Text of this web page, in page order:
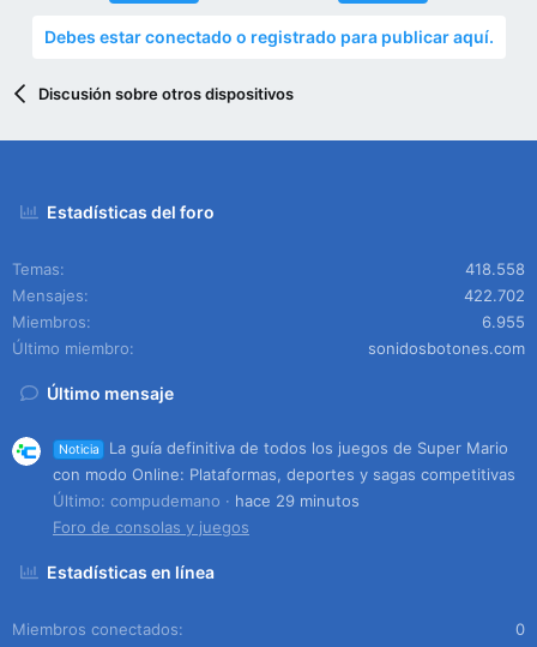
Debes estar conectado o registrado para publicar aquí.
Discusión sobre otros dispositivos
Estadísticas del foro
Temas
418.558
Mensajes
422.702
Miembros
6.955
Último miembro
sonidosbotones.com
Último mensaje
Noticia
La guía definitiva de todos los juegos de Super Mario
con modo Online: Plataformas, deportes y sagas competitivas
Último: compudemano
hace 29 minutos
Foro de consolas y juegos
Estadísticas en línea
Miembros conectados
0